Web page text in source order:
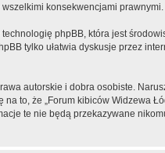
konsekwencjami prawnymi.
technologię phpBB, która jest
tylko ułatwia dyskusje przez
autorskie i dobra osobiste.
to, że „Forum kibiców Widzewa
te nie będą przekazywane